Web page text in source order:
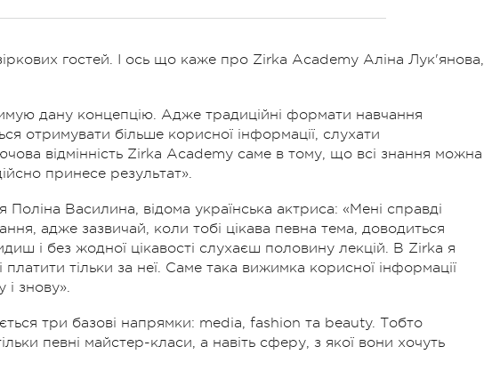
гостей. І ось що каже про Zirka Academy Аліна Лук'янова,
дану концепцію. Адже традиційні формати навчання
отримувати більше корисної інформації, слухати
відмінність Zirka Academy саме в тому, що всі знання можна
принесе результат».
Поліна Василина, відома українська актриса: «Мені справді
адже зазвичай, коли тобі цікава певна тема, доводиться
і без жодної цікавості слухаєш половину лекцій. В Zirka я
тільки за неї. Саме така вижимка корисної інформації
і знову».
три базові напрямки: media, fashion та beauty. Тобто
певні майстер-класи, а навіть сферу, з якої вони хочуть